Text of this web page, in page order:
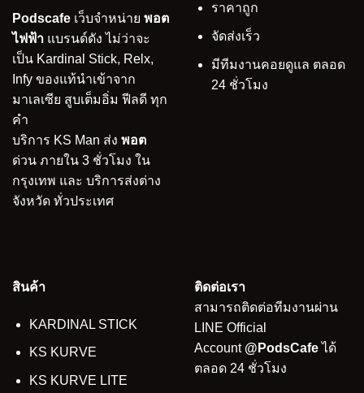
Podscafe เว็บจำหน่าย พอต
ไฟฟ้า แบรนด์ดัง ไม่ว่าจะ
เป็น Kardinal Stick, Relx,
Infy ของแท้นำเข้าจาก
มาเลเซีย สูบเต็มอิ่ม ฟีลดี ทุก
คำ
บริการ KS Man ส่ง พอต
ด่วน ภายใน 3 ชั่วโมง ใน
กรุงเทพ และ บริการส่งต่าง
จังหวัด ทั่วประเทศ
ราคาถูก
จัดส่งเร็ว
มีทีมงานคอยดูแล ตลอด
24 ชั่วโมง
สินค้า
KARDINAL STICK
KS KURVE
KS KURVE LITE
ติดต่อเรา
สามารถติดต่อทีมงานผ่าน
LINE Official
Account @PodsCafeได้
ตลอด 24 ชั่วโมง